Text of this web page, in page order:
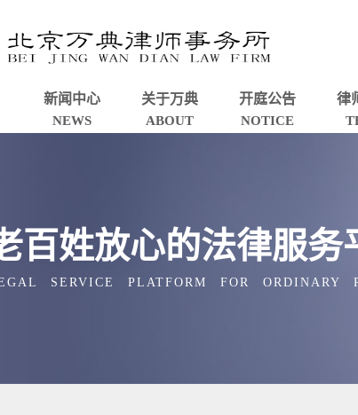
新闻中心
NEWS
关于万典
ABOUT
开庭公告
NOTICE
律
百姓放心的法律服务
SERVICE PLATFORM FOR ORDINARY